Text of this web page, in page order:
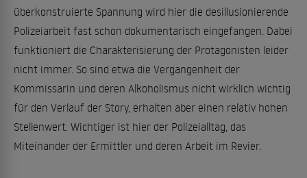
überkonstruierte Spannung wird hier die desillusionierende
Polizeiarbeit fast schon dokumentarisch eingefangen. Dabei
funktioniert die Charakterisierung der Protagonisten leider
nicht immer. So sind etwa die Vergangenheit der
Kommissarin und deren Alkoholismus nicht wirklich wichtig
für den Verlauf der Story, erhalten aber einen relativ hohen
Stellenwert. Wichtiger ist hier der Polizeialltag, das
Miteinander der Ermittler und deren Arbeit im Revier.